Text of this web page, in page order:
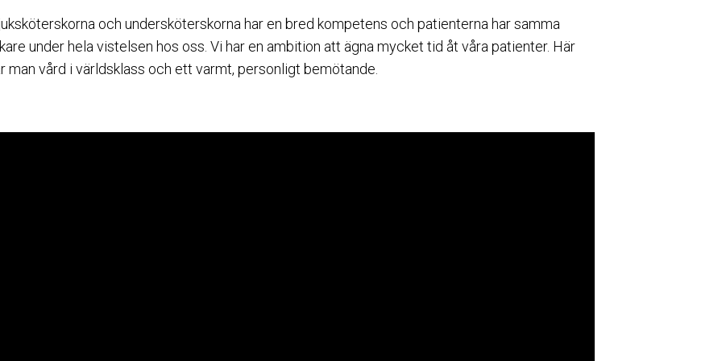
och undersköterskorna har en bred kompetens och patienterna har samma
under hela vistelsen hos oss. Vi har en ambition att ägna mycket tid åt våra patienter. Här
man vård i världsklass och ett varmt, personligt bemötande.